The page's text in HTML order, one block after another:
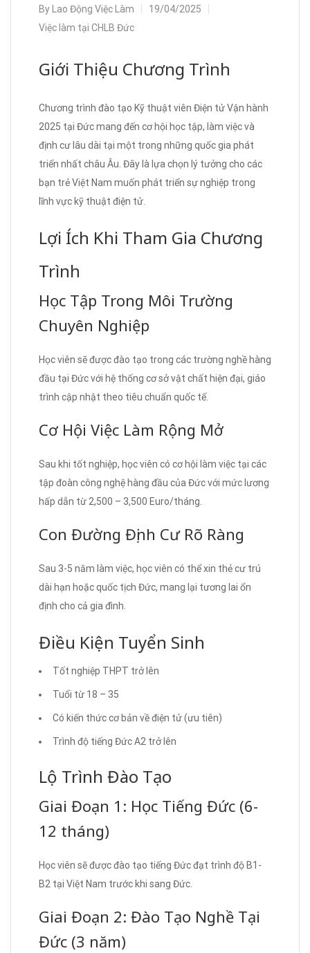
By Lao Động Việc Làm
19/04/2025
Việc làm tại CHLB Đức
Giới Thiệu Chương Trình
Chương trình đào tạo Kỹ thuật viên Điện tử Vận hành
2025 tại Đức mang đến cơ hội học tập, làm việc và
định cư lâu dài tại một trong những quốc gia phát
triển nhất châu Âu. Đây là lựa chọn lý tưởng cho các
bạn trẻ Việt Nam muốn phát triển sự nghiệp trong
lĩnh vực kỹ thuật điện tử.
Lợi Ích Khi Tham Gia Chương
Trình
Học Tập Trong Môi Trường
Chuyên Nghiệp
Học viên sẽ được đào tạo trong các trường nghề hàng
đầu tại Đức với hệ thống cơ sở vật chất hiện đại, giáo
trình cập nhật theo tiêu chuẩn quốc tế.
Cơ Hội Việc Làm Rộng Mở
Sau khi tốt nghiệp, học viên có cơ hội làm việc tại các
tập đoàn công nghệ hàng đầu của Đức với mức lương
hấp dẫn từ 2,500 – 3,500 Euro/tháng.
Con Đường Định Cư Rõ Ràng
Sau 3-5 năm làm việc, học viên có thể xin thẻ cư trú
dài hạn hoặc quốc tịch Đức, mang lại tương lai ổn
định cho cả gia đình.
Điều Kiện Tuyển Sinh
Tốt nghiệp THPT trở lên
Tuổi từ 18 – 35
Có kiến thức cơ bản về điện tử (ưu tiên)
Trình độ tiếng Đức A2 trở lên
Lộ Trình Đào Tạo
Giai Đoạn 1: Học Tiếng Đức (6-
12 tháng)
Học viên sẽ được đào tạo tiếng Đức đạt trình độ B1-
B2 tại Việt Nam trước khi sang Đức.
Giai Đoạn 2: Đào Tạo Nghề Tại
Đức (3 năm)